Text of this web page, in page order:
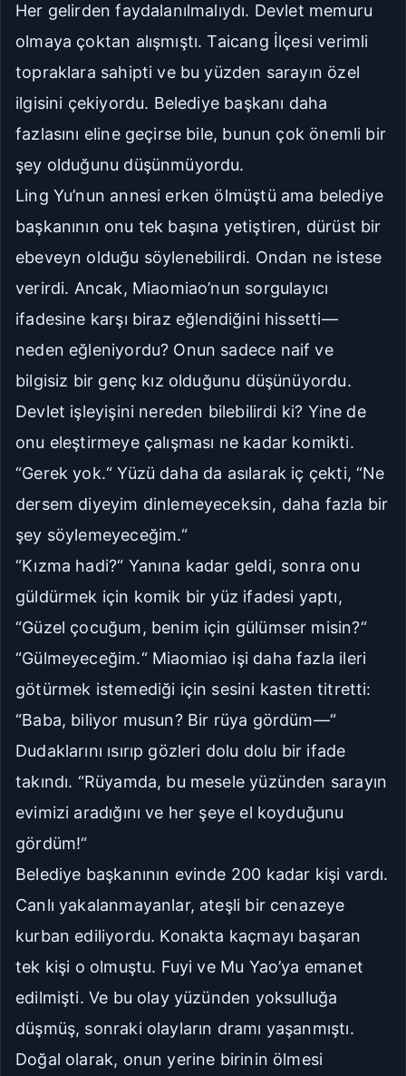
Her gelirden faydalanılmalıydı. Devlet memuru
olmaya çoktan alışmıştı. Taicang İlçesi verimli
topraklara sahipti ve bu yüzden sarayın özel
ilgisini çekiyordu. Belediye başkanı daha
fazlasını eline geçirse bile, bunun çok önemli bir
şey olduğunu düşünmüyordu.
Ling Yu’nun annesi erken ölmüştü ama belediye
başkanının onu tek başına yetiştiren, dürüst bir
ebeveyn olduğu söylenebilirdi. Ondan ne istese
verirdi. Ancak, Miaomiao’nun sorgulayıcı
ifadesine karşı biraz eğlendiğini hissetti—
neden eğleniyordu? Onun sadece naif ve
bilgisiz bir genç kız olduğunu düşünüyordu.
Devlet işleyişini nereden bilebilirdi ki? Yine de
onu eleştirmeye çalışması ne kadar komikti.
“Gerek yok.“ Yüzü daha da asılarak iç çekti, “Ne
dersem diyeyim dinlemeyeceksin, daha fazla bir
şey söylemeyeceğim.“
“Kızma hadi?“ Yanına kadar geldi, sonra onu
güldürmek için komik bir yüz ifadesi yaptı,
“Güzel çocuğum, benim için gülümser misin?“
“Gülmeyeceğim.“ Miaomiao işi daha fazla ileri
götürmek istemediği için sesini kasten titretti:
“Baba, biliyor musun? Bir rüya gördüm—“
Dudaklarını ısırıp gözleri dolu dolu bir ifade
takındı. “Rüyamda, bu mesele yüzünden sarayın
evimizi aradığını ve her şeye el koyduğunu
gördüm!“
Belediye başkanının evinde 200 kadar kişi vardı.
Canlı yakalanmayanlar, ateşli bir cenazeye
kurban ediliyordu. Konakta kaçmayı başaran
tek kişi o olmuştu. Fuyi ve Mu Yao’ya emanet
edilmişti. Ve bu olay yüzünden yoksulluğa
düşmüş, sonraki olayların dramı yaşanmıştı.
Doğal olarak, onun yerine birinin ölmesi